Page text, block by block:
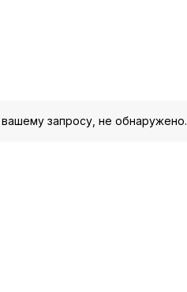
запросу, не обнаружено.